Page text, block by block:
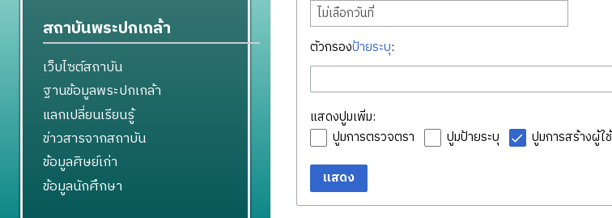
ไม่เลือกวันที่
ตัวกรองป้ายระบุ:
แสดงปูมเพิ่ม:
ปูมการตรวจตรา
ปูมป้ายระบุ ปูมการสร้างผู้ใช้
แสดง
สถาบันพระปกเกล้า
เว็บไซต์สถาบัน
ฐานข้อมูลพระปกเกล้า
แลกเปลี่ยนเรียนรู้
ข่าวสารจากสถาบัน
ข้อมูลศิษย์เก่า
ข้อมูลนักศึกษา